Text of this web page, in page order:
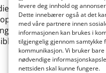
levere deg innhold og
Dette innebærer også at det
med våre partnere innen
informasjonen kan brukes i
tilgjengelig gjennom samtykke
kommunikasjon. Vi bruker
nødvendige
nettsiden skal kunne fungere.
er populære. Både for
I løpet av de siste
skiller seg også ut
studietilbudene er